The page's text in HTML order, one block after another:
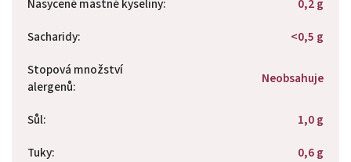
Nasycené mastné kyseliny:
0,2 g
Sacharidy:
<0,5 g
Stopová množství
alergenů: Neobsahuje
Sůl:
1,0 g
Tuky:
0,6 g